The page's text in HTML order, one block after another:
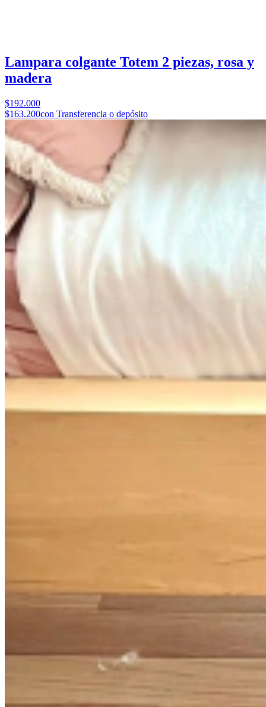
Lampara colgante Totem 2 piezas, rosa y
madera
$192.000
$163.200con Transferencia o depósito